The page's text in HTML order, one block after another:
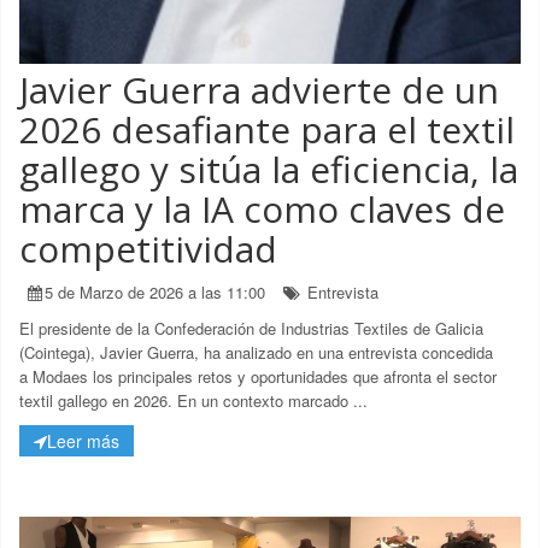
Javier Guerra advierte de un
2026 desafiante para el textil
gallego y sitúa la eficiencia, la
marca y la IA como claves de
competitividad
5 de Marzo de 2026 a las 11:00
Entrevista
El presidente de la Confederación de Industrias Textiles de Galicia
(Cointega), Javier Guerra, ha analizado en una entrevista concedida
a Modaes los principales retos y oportunidades que afronta el sector
textil gallego en 2026. En un contexto marcado ...
Leer más